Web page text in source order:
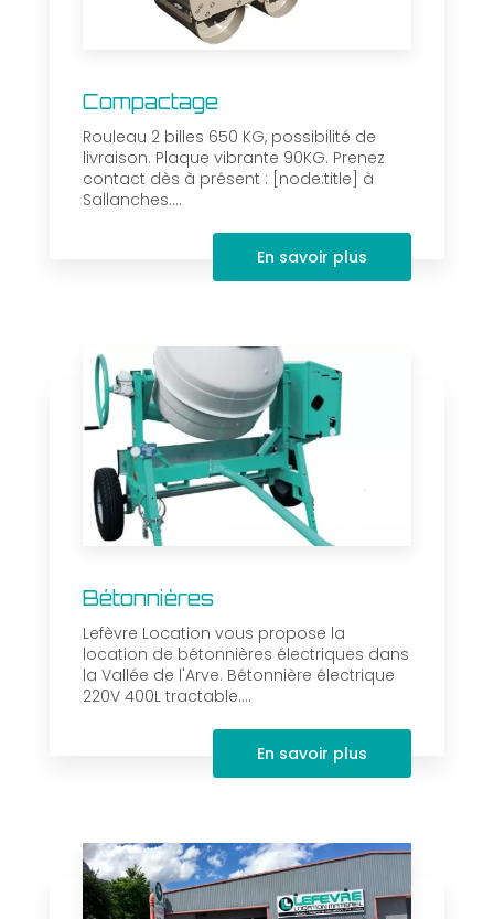
Compactage
Rouleau 2 billes 650 KG, possibilité de
livraison. Plaque vibrante 90KG. Prenez
contact dès à présent : [node:title] à
Sallanches....
En savoir plus
Bétonnières
Lefèvre Location vous propose la
location de bétonnières électriques dans
la Vallée de l'Arve. Bétonnière électrique
220V 400L tractable....
En savoir plus